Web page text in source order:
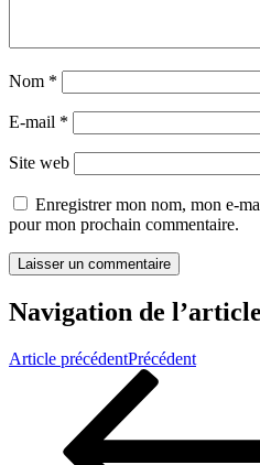
Nom *
E-mail *
Site web
Enregistrer mon nom, mon e-
pour mon prochain commentaire.
Navigation de l’article
Article précédentPrécédent